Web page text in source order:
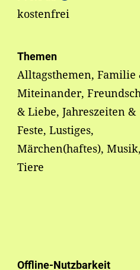
kostenfrei
Themen
Alltagsthemen, Familie
Miteinander,
& Liebe, Jahreszeiten &
Feste, Lustiges,
Märchen(haftes), Musik,
Tiere
Offline-Nutzbarkeit